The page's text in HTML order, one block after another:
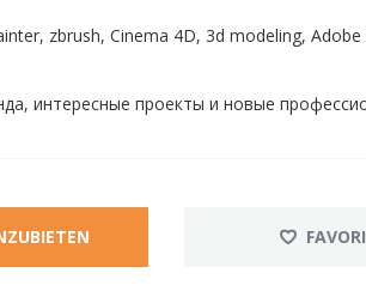
zbrush, Cinema 4D, 3d modeling,
интересные проекты и новые